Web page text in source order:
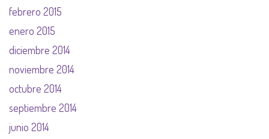
febrero 2015
enero 2015
diciembre 2014
noviembre 2014
octubre 2014
septiembre 2014
junio 2014